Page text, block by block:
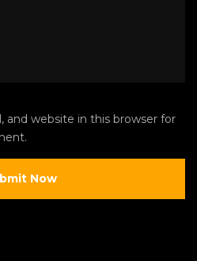
and website in this browser for